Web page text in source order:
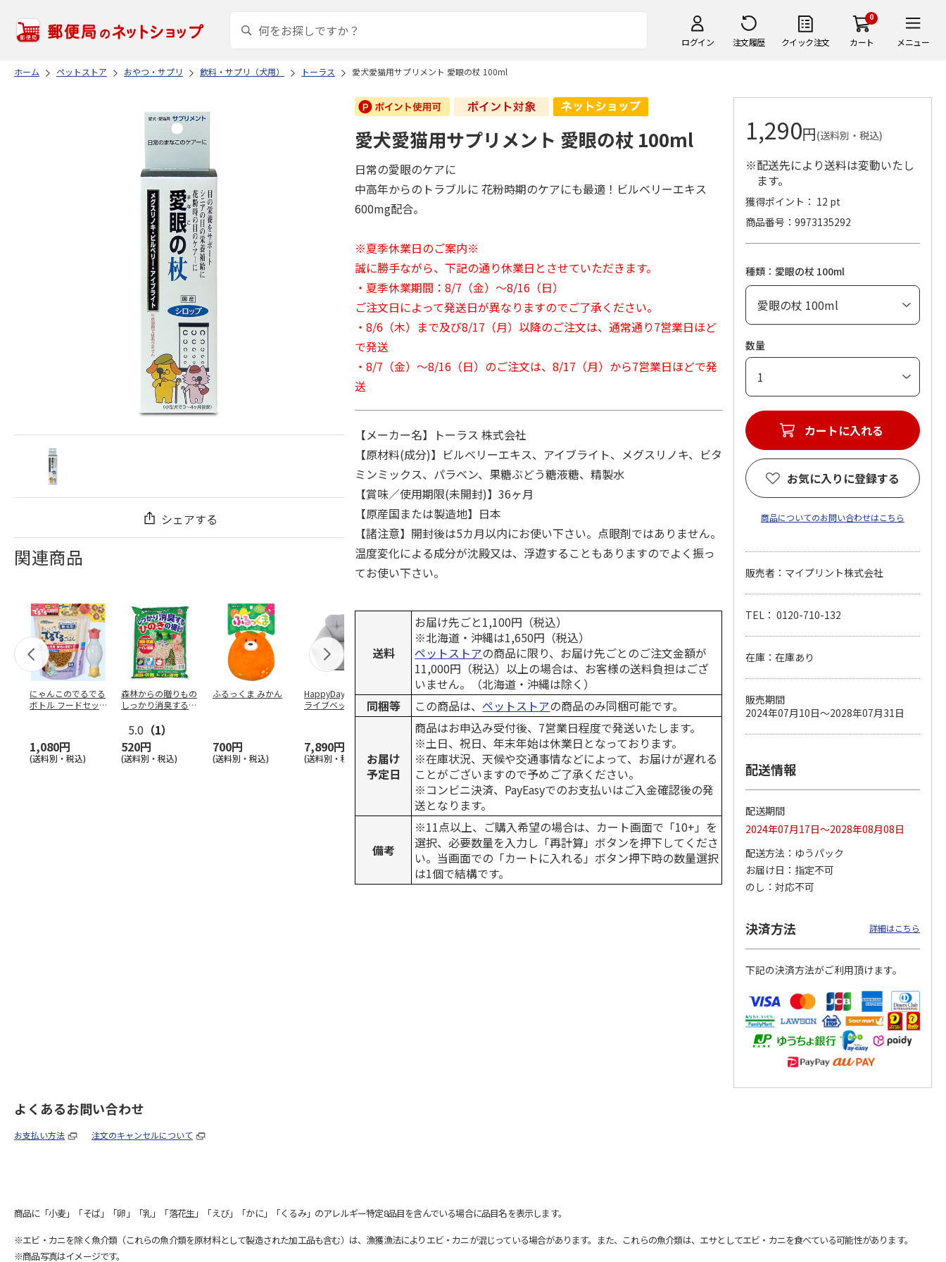
ログイン 注文履歴 クイック注文
0
カート メニュー
ホーム ペットストア おやつ・サプリ 飲料・サプリ（犬用） トーラス 愛犬愛猫用サプリメント 愛眼の杖 100ml
シェアする
関連商品
にゃんこのでるでる
ボトル フードセッ
1,080円
(送料別・税込)
森林からの贈りもの
しっかり消臭するひ
5.0 （1）
520円
(送料別・税込)
ふるっくま みかん
700円
(送料別・税込)
HappyDays 2wayド
ライブベッド グレ
7,890円
(送料別・税込)
獣医師開発 ニオイ
をとる砂専用 猫ト
イレ ナチュラルグ
1,550円
(送料別・税込)
デオトイレ 飛び散
らない消臭・抗菌サ
ンド 4L
1,320円
(送料別・税込)
無添加良品 カムカ
ムデンタルコーン
ぐるぐるボーン型 S
…
470円
(送料別・税込)
銀のスプーン パウ
チ 健康に育つ子ね
こ用 まぐろ・かつ
おに…
120円
(送料別・税込)
ペット線香 虹のか
なた フルーティフ
ローラルの香り
愛犬愛猫用サプリメント 愛眼の杖 100ml
日常の愛眼のケアに
中高年からのトラブルに 花粉時期のケアにも最適！ビルベリーエキス
600mg配合。
※夏季休業日のご案内※
誠に勝手ながら、下記の通り休業日とさせていただきます。
・夏季休業期間：8/7（金）～8/16（日）
ご注文日によって発送日が異なりますのでご了承ください。
・8/6（木）まで及び8/17（月）以降のご注文は、通常通り7営業日ほど
で発送
・8/7（金）～8/16（日）のご注文は、8/17（月）から7営業日ほどで発
送
【メーカー名】トーラス 株式会社
【原材料(成分)】ビルベリーエキス、アイブライト、メグスリノキ、ビタ
ミンミックス、パラベン、果糖ぶどう糖液糖、精製水
【賞味／使用期限(未開封)】36ヶ月
【原産国または製造地】日本
【諸注意】開封後は5カ月以内にお使い下さい。点眼剤ではありません。
温度変化による成分が沈殿又は、浮遊することもありますのでよく振っ
てお使い下さい。
送料
お届け先ごと1,100円（税込）
※北海道・沖縄は1,650円（税込）
ペットストアの商品に限り、お届け先ごとのご注文金額が
11,000円（税込）以上の場合は、お客様の送料負担はござ
いません。（北海道・沖縄は除く）
同梱等
この商品は、ペットストアの商品のみ同梱可能です。
お届け
予定日
商品はお申込み受付後、7営業日程度で発送いたします。
※土日、祝日、年末年始は休業日となっております。
※在庫状況、天候や交通事情などによって、お届けが遅れる
ことがございますので予めご了承ください。
※コンビニ決済、PayEasyでのお支払いはご入金確認後の発
送となります。
備考
※11点以上、ご購入希望の場合は、カート画面で「10+」を
選択、必要数量を入力し「再計算」ボタンを押下してくださ
い。当画面での「カートに入れる」ボタン押下時の数量選択
は1個で結構です。
1,290円(送料別・税込)
※配送先により送料は変動いたし
ます。
獲得ポイント： 12 pt
商品番号
9973135292
種類：愛眼の杖 100ml
数量
カートに入れる
お気に入りに登録する
商品についてのお問い合わせはこちら
販売者：マイプリント株式会社
TEL： 0120-710-132
在庫：在庫あり
販売期間
2024年07月10日～2028年07月31日
配送情報
配送期間
2024年07月17日～2028年08月08日
配送方法
ゆうパック
お届け日
指定不可
のし
対応不可
決済方法 詳細はこちら
下記の決済方法がご利用頂けます。
よくあるお問い合わせ
お支払い方法 注文のキャンセルについて
商品に「小麦」「そば」「卵」「乳」「落花生」「えび」「かに」「くるみ」のアレルギー特定8品目を含んでいる場合に品目名を表示します。
※エビ・カニを除く魚介類（これらの魚介類を原材料として製造された加工品も含む）は、漁獲漁法によりエビ・カニが混じっている場合があります。また、これらの魚介類は、エサとしてエビ・カニを食べている可能性があります。
※商品写真はイメージです。